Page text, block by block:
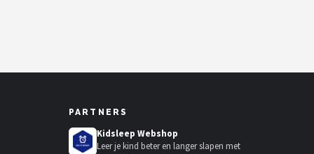
PARTNERS
Kidsleep Webshop
Leer je kind beter en langer slapen met